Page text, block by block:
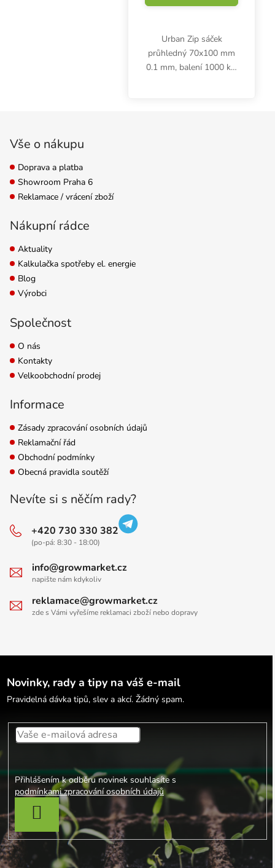
Urban Zip sáček
průhledný 70x100 mm
0.1 mm, balení 1000 ks.
Vše o nákupu
Doprava a platba
Showroom Praha 6
Reklamace / vrácení zboží
Nákupní rádce
Aktuality
Kalkulačka spotřeby el. energie
Blog
Výrobci
Společnost
O nás
Kontakty
Velkoobchodní prodej
Informace
Zásady zpracování osobních údajů
Reklamační řád
Obchodní podmínky
Obecná pravidla soutěží
Nevíte si s něčím rady?
+420 730 330 382
(po-pá: 8:30 - 18:00)
info@growmarket.cz
napište nám kdykoliv
reklamace@growmarket.cz
zde s Vámi vyřešíme reklamaci zboží nebo dopravy
Novinky, rady a tipy na váš e-mail
Pravidelná dávka tipů, slev a akcí. Žádný spam.
Přihlášením k odběru novinek souhlasíte s
podmínkami zpracování osobních údajů
PŘIHLÁSIT SE